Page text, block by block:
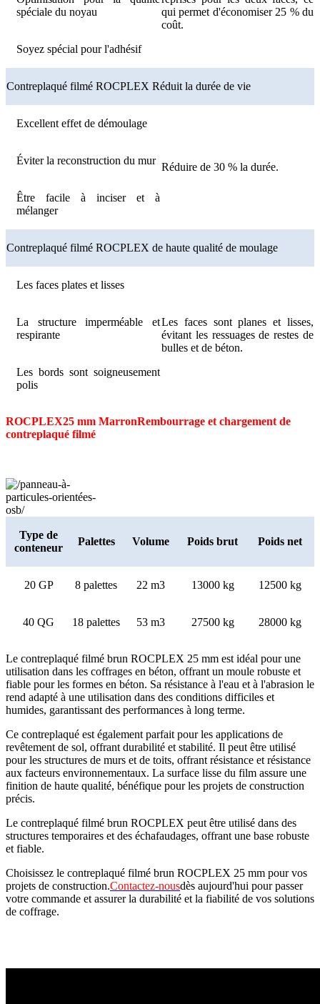
qui permet d'économiser 25 % du
coût.
spéciale du noyau
Soyez spécial pour l'adhésif
Contreplaqué filmé ROCPLEX Réduit la durée de vie
Excellent effet de démoulage
Réduire de 30 % la durée.
Éviter la reconstruction du mur
Être facile à inciser et à
mélanger
Contreplaqué filmé ROCPLEX de haute qualité de moulage
Les faces plates et lisses
Les faces sont planes et lisses,
évitant les ressuages ​​de restes de
bulles et de béton.
La structure imperméable et
respirante
Les bords sont soigneusement
polis
ROCPLEX25 mm MarronRembourrage et chargement de
contreplaqué filmé
Type de
conteneur
Palettes Volume Poids brut Poids net
20 GP 8 palettes 22 m3 13000 kg 12500 kg
40 QG 18 palettes 53 m3 27500 kg 28000 kg
Le contreplaqué filmé brun ROCPLEX 25 mm est idéal pour une
utilisation dans les coffrages en béton, offrant un moule robuste et
fiable pour les formes en béton. Sa résistance à l'eau et à l'abrasion le
rend adapté à une utilisation dans des conditions difficiles et
humides, garantissant des performances à long terme.
Ce contreplaqué est également parfait pour les applications de
revêtement de sol, offrant durabilité et stabilité. Il peut être utilisé
pour les structures de murs et de toits, offrant résistance et résistance
aux facteurs environnementaux. La surface lisse du film assure une
finition de haute qualité, bénéfique pour les projets de construction
précis.
Le contreplaqué filmé brun ROCPLEX peut être utilisé dans des
structures temporaires et des échafaudages, offrant une base robuste
et fiable.
Choisissez le contreplaqué filmé brun ROCPLEX 25 mm pour vos
projets de construction.Contactez-nousdès aujourd'hui pour passer
votre commande et assurer la durabilité et la fiabilité de vos solutions
de coffrage.